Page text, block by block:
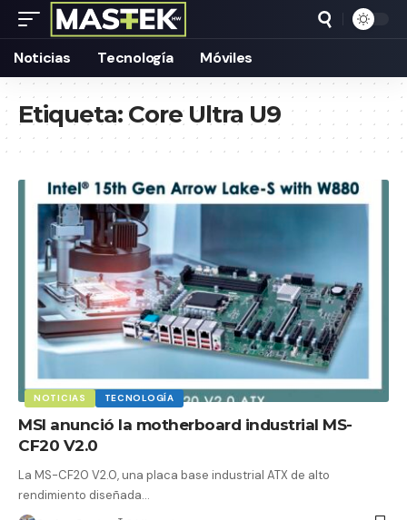
Noticias Tecnología Móviles
Etiqueta:Core Ultra U9
NOTICIAS TECNOLOGÍA
MSI anunció la motherboard industrial MS-
CF20 V2.0
La MS-CF20 V2.0, una placa base industrial ATX de alto
rendimiento diseñada…